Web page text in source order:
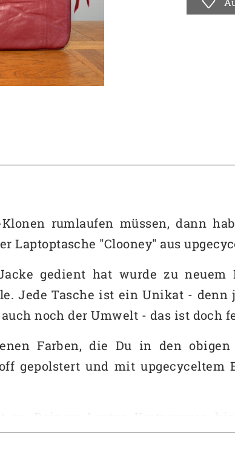
rumlaufen müssen, dann
Laptoptasche "Clooney" aus
gedient hat wurde zu
Jede Tasche ist ein Unikat - denn
noch der Umwelt - das ist doch
Farben, die Du in den
gepolstert und mit upgecyceltem
an Deinem Laptop Kratzspuren
Laptops schützt. Da hat jemand